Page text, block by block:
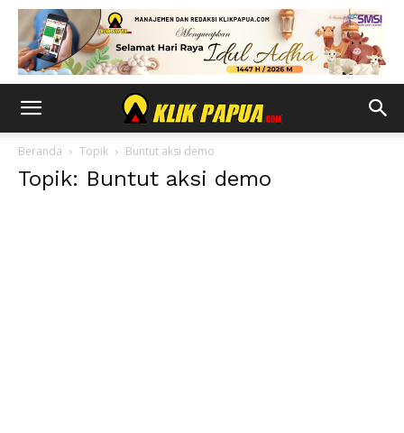
Beranda Topik Buntut aksi demo
Topik: Buntut aksi demo